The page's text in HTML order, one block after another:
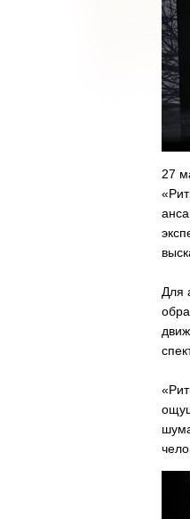
27
Для